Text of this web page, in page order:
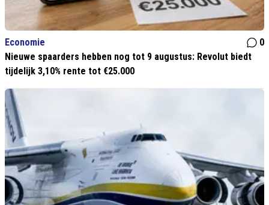
Economie
0
Nieuwe spaarders hebben nog tot 9 augustus: Revolut biedt
tijdelijk 3,10% rente tot €25.000